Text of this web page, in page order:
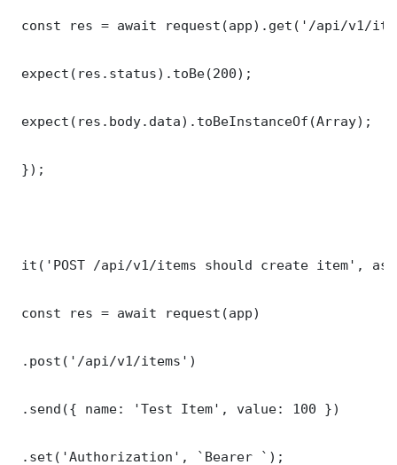
const res = await request(app).get('/api/v1/
expect(res.status).toBe(200);
expect(res.body.data).toBeInstanceOf(Array);
});
it('POST /api/v1/items should create item',
const res = await request(app)
.post('/api/v1/items')
.send({ name: 'Test Item', value: 100 })
.set('Authorization', `Bearer `);